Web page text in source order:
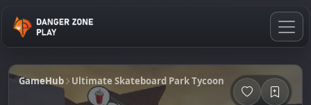
GameHub Ultimate Skateboard Park Tycoon